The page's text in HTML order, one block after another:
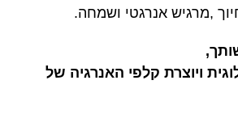
,מרגיש אנרגטי ושמחה.
ויוצרת קלפי האנרגיה של